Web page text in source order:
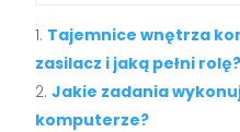
Tajemnice wnętrza
zasilacz i jaką pełni rolę?
Jakie zadania
komputerze?